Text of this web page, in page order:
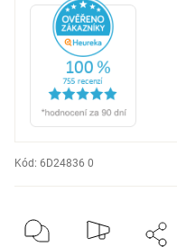
Kód: 6D24836 0